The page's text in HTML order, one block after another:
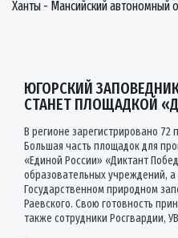
Ханты - Мансийский автономный
ЮГОРСКИЙ
СТАНЕТ ПЛОЩАДКОЙ
В регионе зарегистрировано
Большая часть площадок для
«Единой России» «Диктант
образовательных учреждений,
Государственном природном
Раевского. Свою готовность
также сотрудники Росгвардии,